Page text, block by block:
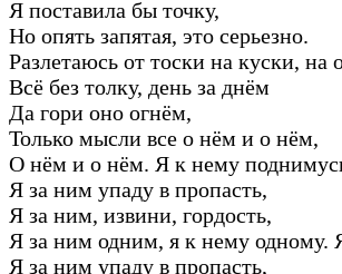
Я поставила бы точку,
Но опять запятая, это серьезно.
Разлетаюсь от тоски на куски, на
Всё без толку, день за днём
Да гори оно огнём,
Только мысли все о нём и о нём,
О нём и о нём. Я к нему
Я за ним упаду в пропасть,
Я за ним, извини, гордость,
Я за ним одним, я к нему одному.
Я за ним упаду в пропасть,